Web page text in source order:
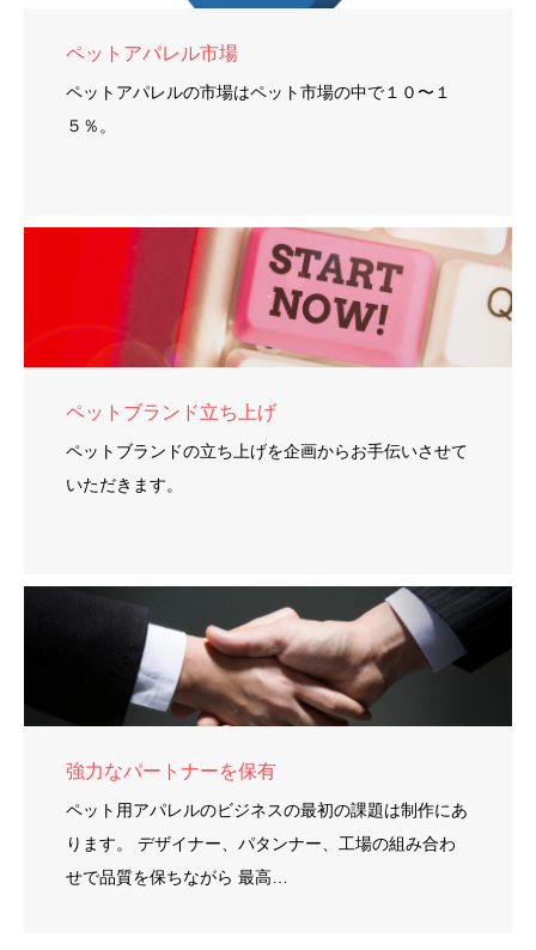
ペットアパレル市場
ペットアパレルの市場はペット市場の中で１０〜１
５％。
ペットブランド立ち上げ
ペットブランドの立ち上げを企画からお手伝いさせて
いただきます。
強力なパートナーを保有
ペット用アパレルのビジネスの最初の課題は制作にあ
ります。 デザイナー、パタンナー、工場の組み合わ
せで品質を保ちながら 最高…